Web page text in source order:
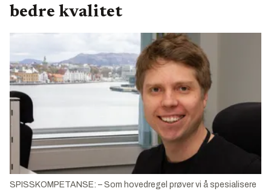
bedre kvalitet
SPISSKOMPETANSE: – Som hovedregel prøver vi å spesialisere